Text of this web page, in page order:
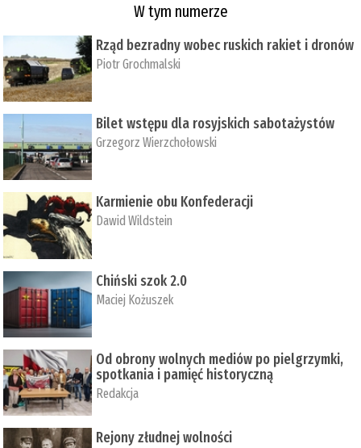
W tym numerze
Rząd bezradny wobec ruskich rakiet i dronów
Piotr Grochmalski
Bilet wstępu dla rosyjskich sabotażystów
Grzegorz Wierzchołowski
Karmienie obu Konfederacji
Dawid Wildstein
Chiński szok 2.0
Maciej Kożuszek
Od obrony wolnych mediów po pielgrzymki,
spotkania i pamięć historyczną
Redakcja
Rejony złudnej wolności